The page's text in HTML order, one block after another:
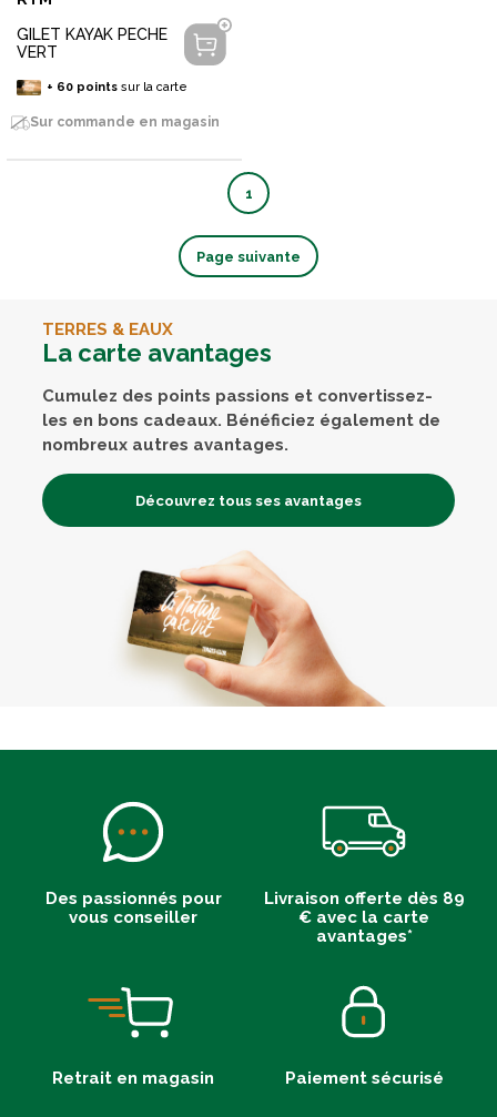
GILET KAYAK PECHE
VERT
+ 60pointssur la carte
Sur commande en magasin
1
Page suivante
TERRES & EAUX
La carte avantages
Cumulez des points passions et convertissez-
les en bons cadeaux. Bénéficiez également de
nombreux autres avantages.
Découvrez tous ses avantages
Des passionnés pour
vous conseiller
Livraison offerte dès 89
€ avec la carte
avantages*
Retrait en magasin Paiement sécurisé